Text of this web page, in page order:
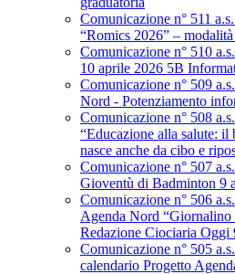
Comunicazione n° 511
“Romics 2026” –
Comunicazione n° 510
10 aprile 2026 5B
Comunicazione n° 509
Nord - Potenziamento
Comunicazione n° 508
“Educazione alla salute: il
nasce anche da cibo e
Comunicazione n° 507
Gioventù di Badminton 9
Comunicazione n° 506
Agenda Nord “Giornalino
Redazione Ciociaria Oggi
Comunicazione n° 505
calendario Progetto